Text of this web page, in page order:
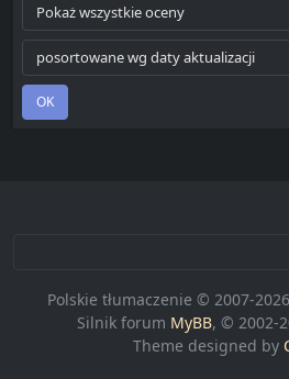
Polskie tłumaczenie © 2007-2026
Silnik forum MyBB, © 2002-
Theme designed by